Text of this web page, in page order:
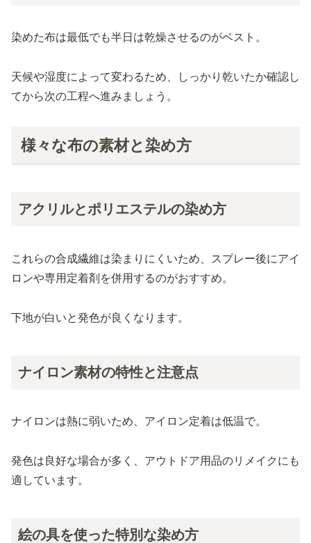
染めた布は最低でも半日は乾燥させるのがベスト。
天候や湿度によって変わるため、しっかり乾いたか確認し
てから次の工程へ進みましょう。
様々な布の素材と染め方
アクリルとポリエステルの染め方
これらの合成繊維は染まりにくいため、スプレー後にアイ
ロンや専用定着剤を併用するのがおすすめ。
下地が白いと発色が良くなります。
ナイロン素材の特性と注意点
ナイロンは熱に弱いため、アイロン定着は低温で。
発色は良好な場合が多く、アウトドア用品のリメイクにも
適しています。
絵の具を使った特別な染め方